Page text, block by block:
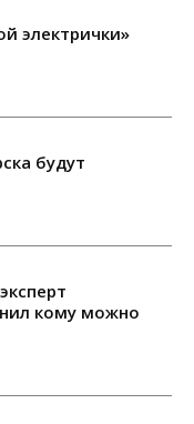
электрички»
будут
кому можно